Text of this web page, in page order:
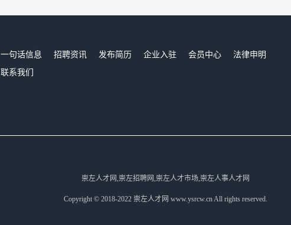
一句话信息 招聘资讯 发布简历 企业入驻 会员中心
法律申明
联系我们
崇左人才网,崇左招聘网,崇左人才市场,崇左人事人才网
Copyright © 2018-2022 崇左人才网 www.ysrcw.cn All rights reserved.